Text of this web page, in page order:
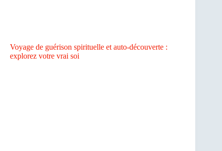
Voyage de guérison spirituelle et auto-découverte :
explorez votre vrai soi